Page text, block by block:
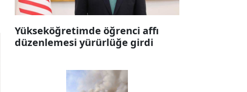
Yükseköğretimde öğrenci affı
düzenlemesi yürürlüğe girdi